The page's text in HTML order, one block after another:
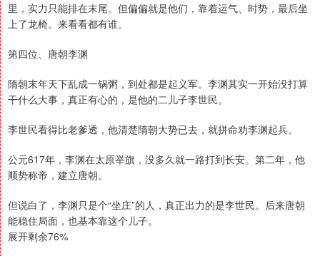
里，实力只能排在末尾。但偏偏就是他们，靠着运气、时势，最后坐
上了龙椅。来看看都有谁。
第四位、唐朝李渊
隋朝末年天下乱成一锅粥，到处都是起义军。李渊其实一开始没打算
干什么大事，真正有心的，是他的二儿子李世民。
李世民看得比老爹透，他清楚隋朝大势已去，就拼命劝李渊起兵。
公元617年，李渊在太原举旗，没多久就一路打到长安。第二年，他
顺势称帝，建立唐朝。
但说白了，李渊只是个“坐庄”的人，真正出力的是李世民。后来唐朝
能稳住局面，也基本靠这个儿子。
展开剩余76%